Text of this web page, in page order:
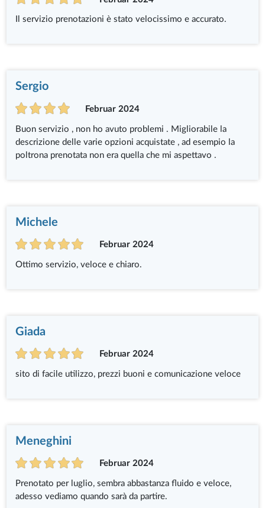
Il servizio prenotazioni è stato velocissimo e accurato.
Sergio
Februar 2024
Buon servizio , non ho avuto problemi . Migliorabile la
descrizione delle varie opzioni acquistate , ad esempio la
poltrona prenotata non era quella che mi aspettavo .
Michele
Februar 2024
Ottimo servizio, veloce e chiaro.
Giada
Februar 2024
sito di facile utilizzo, prezzi buoni e comunicazione veloce
Meneghini
Februar 2024
Prenotato per luglio, sembra abbastanza fluido e veloce,
adesso vediamo quando sarà da partire.